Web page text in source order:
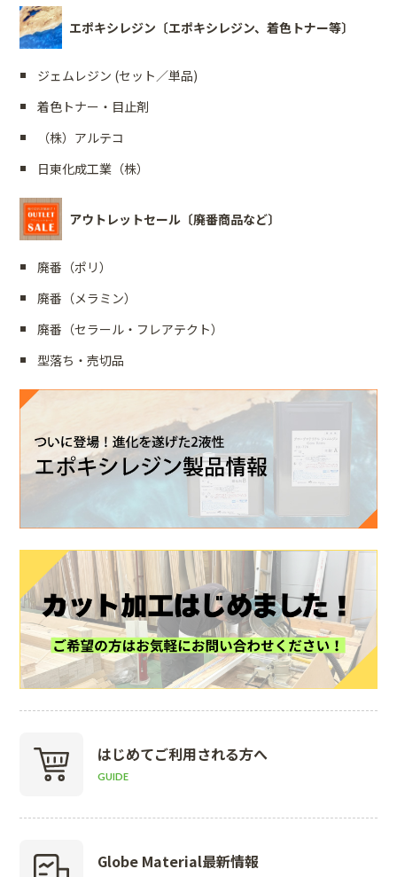
エポキシレジン〔エポキシレジン、着色トナー等〕
ジェムレジン (セット／単品)
着色トナー・目止剤
（株）アルテコ
日東化成工業（株）
アウトレットセール〔廃番商品など〕
廃番（ポリ）
廃番（メラミン）
廃番（セラール・フレアテクト）
型落ち・売切品
はじめてご利用される方へ
GUIDE
Globe Material最新情報